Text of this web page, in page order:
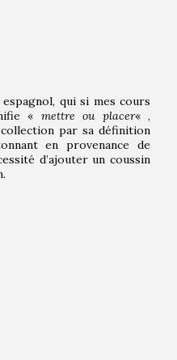
qui si mes cours
« mettre ou placer« ,
collection par sa définition
en provenance de
d’ajouter un coussin